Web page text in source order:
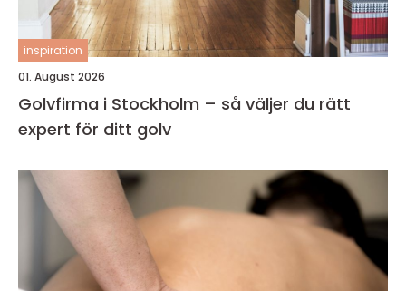
inspiration
01. August 2026
Golvfirma i Stockholm – så väljer du rätt
expert för ditt golv